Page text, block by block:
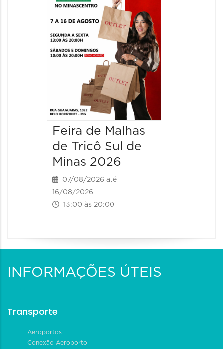
Feira de Malhas
de Tricô Sul de
Minas 2026
07/08/2026 até
16/08/2026
13:00 às 20:00
INFORMAÇÕES ÚTEIS
Transporte
Aeroportos
Conexão Aeroporto